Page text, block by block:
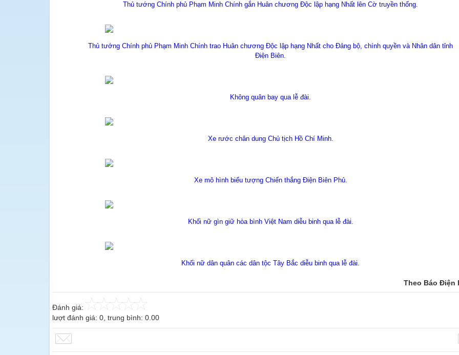
Thủ tướng Chính phủ Phạm Minh Chính gắn Huân chương Độc lập hạng Nhất lên Cờ truyền thống.
Thủ tướng Chính phủ Phạm Minh Chính trao Huân chương Độc lập hạng Nhất cho Đảng bộ, chính quyền và Nhân dân tỉnh
Điện Biên.
Không quân bay qua lễ đài.
Xe rước chân dung Chủ tịch Hồ Chí Minh.
Xe mô hình biểu tượng Chiến thắng Điện Biên Phủ.
Khối nữ gìn giữ hòa bình Việt Nam diễu binh qua lễ đài.
Khối nữ dân quân các dân tộc Tây Bắc diễu binh qua lễ đài.
Theo Báo Điện
Đánh giá:
lượt đánh giá: 0 , trung bình: 0.00